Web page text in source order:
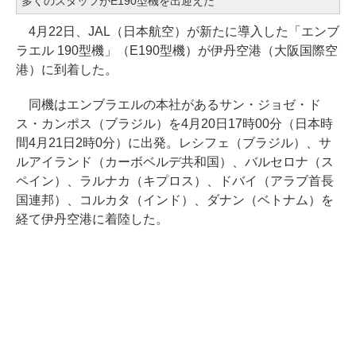
4月22日、JAL（日本航空）が新たに導入した「エンブ
ラエル 190型機」（E190型機）が伊丹空港（大阪国際空
港）に到着した。
同機はエンブラエルの本社があるサン・ジョゼ・ド
ス・カンポス（ブラジル）を4月20日17時00分（日本時
間4月21日2時0分）に出発。レシフェ（ブラジル）、サ
ルアイランド（カーボベルデ共和国）、バルセロナ（ス
ペイン）、ラルナカ（キプロス）、ドバイ（アラブ首長
国連邦）、コルカタ（インド）、ダナン（ベトナム）を
経て伊丹空港に着陸した。